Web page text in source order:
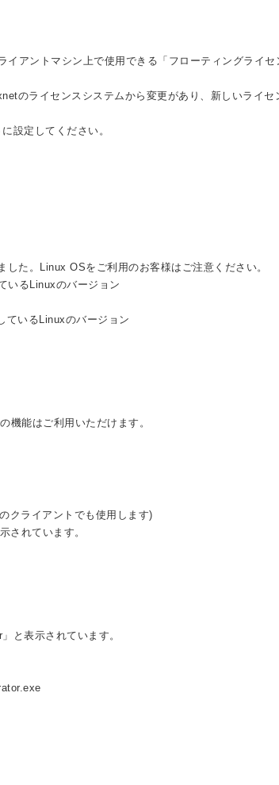
アントマシン上で使用できる「フローティングライセ
のライセンスシステムから変更があり、新しいライセ
設定してください。
た。Linux OSをご利用のお客様はご注意ください。
るLinuxのバージョン
いるLinuxのバージョン
機能はご利用いただけます。
クライアントでも使用します)
されています。
と表示されています。